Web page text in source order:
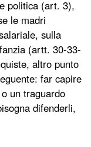
politica (art. 3),
le madri
sulla
(artt. 30-33-
altro punto
far capire
un traguardo
difenderli,